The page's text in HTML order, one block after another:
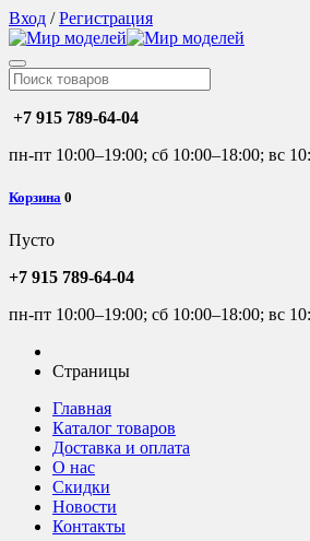
Вход /Регистрация
+7 915 789-64-04
пн-пт 10:00–19:00; сб 10:00–18:00; вс
Корзина 0
Пусто
+7 915 789-64-04
пн-пт 10:00–19:00; сб 10:00–18:00; вс
Страницы
Главная
Каталог товаров
Доставка и оплата
О нас
Скидки
Новости
Контакты